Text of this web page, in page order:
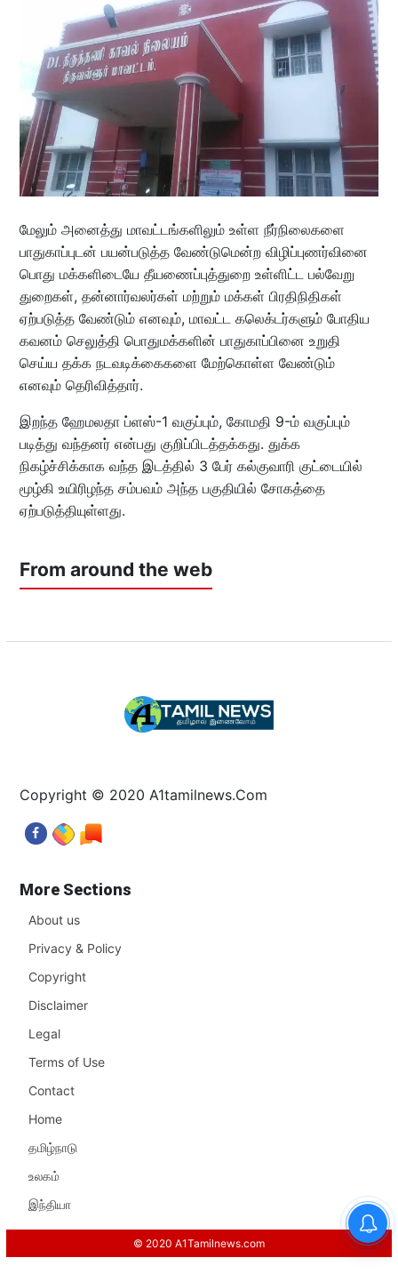
மேலும் அனைத்து மாவட்டங்களிலும் உள்ள நீர்நிலைகளை
பாதுகாப்புடன் பயன்படுத்த வேண்டுமென்ற விழிப்புணர்வினை
பொது மக்களிடையே தீயணைப்புத்துறை உள்ளிட்ட பல்வேறு
துறைகள், தன்னார்வலர்கள் மற்றும் மக்கள் பிரதிநிதிகள்
ஏற்படுத்த வேண்டும் எனவும், மாவட்ட கலெக்டர்களும் போதிய
கவனம் செலுத்தி பொதுமக்களின் பாதுகாப்பினை உறுதி
செய்ய தக்க நடவடிக்கைகளை மேற்கொள்ள வேண்டும்
எனவும் தெரிவித்தார்.
இறந்த ஹேமலதா ப்ளஸ்-1 வகுப்பும், கோமதி 9-ம் வகுப்பும்
படித்து வந்தனர் என்பது குறிப்பிடத்தக்கது. துக்க
நிகழ்ச்சிக்காக வந்த இடத்தில் 3 பேர் கல்குவாரி குட்டையில்
மூழ்கி உயிரிழந்த சம்பவம் அந்த பகுதியில் சோகத்தை
ஏற்படுத்தியுள்ளது.
From around the web
Copyright © 2020 A1tamilnews.Com
More Sections
About us
Privacy & Policy
Copyright
Disclaimer
Legal
Terms of Use
Contact
Home
தமிழ்நாடு
உலகம்
இந்தியா
© 2020 A1Tamilnews.com